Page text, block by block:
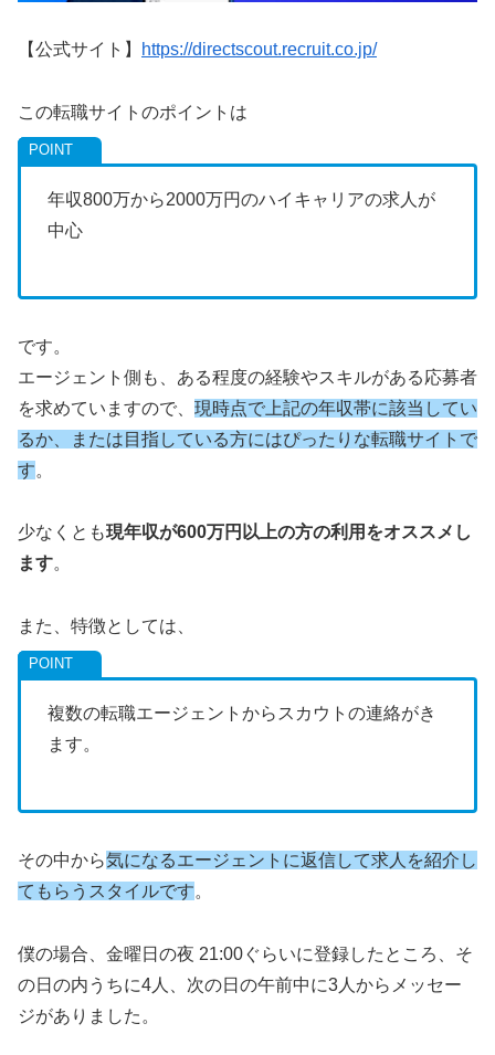
【公式サイト】 https://directscout.recruit.co.jp/
この転職サイトのポイントは
年収800万から2000万円のハイキャリアの求人が
中心
です。
エージェント側も、ある程度の経験やスキルがある応募者
を求めていますので、 現時点で上記の年収帯に該当してい
るか、または目指している方にはぴったりな転職サイトで
す。
少なくとも現年収が600万円以上の方の利用をオススメし
ます。
また、特徴としては、
複数の転職エージェントからスカウトの連絡がき
ます。
その中から気になるエージェントに返信して求人を紹介し
てもらうスタイルです。
僕の場合、金曜日の夜 21:00ぐらいに登録したところ、そ
の日の内うちに4人、次の日の午前中に3人からメッセー
ジがありました。